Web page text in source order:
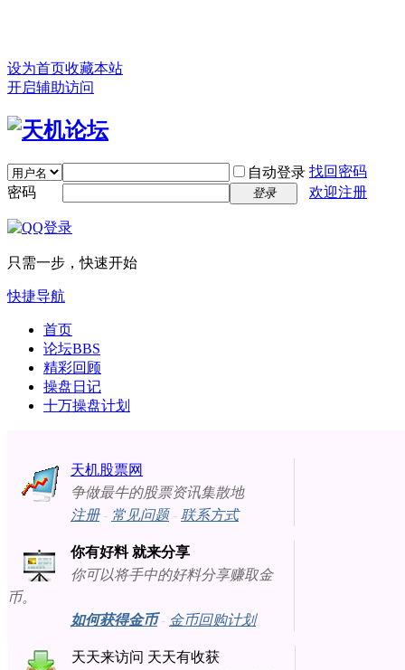
设为首页收藏本站
开启辅助访问
自动登录 找回密码
密码
登录 欢迎注册
只需一步，快速开始
快捷导航
首页
论坛BBS
精彩回顾
操盘日记
十万操盘计划
天机股票网
争做最牛的股票资讯集散地
注册- 常见问题- 联系方式
你有好料 就来分享
你可以将手中的好料分享赚取金
币。
如何获得金币- 金币回购计划
天天来访问 天天有收获